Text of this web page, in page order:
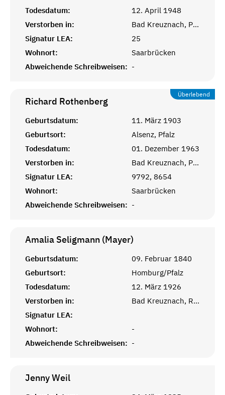
Todesdatum:
12. April 1948
Verstorben in:
Bad Kreuznach, Pfalz
Signatur LEA:
25
Wohnort:
Saarbrücken
Abweichende Schreibweisen: -
Überlebend
Richard Rothenberg
Geburtsdatum:
11. März 1903
Geburtsort:
Alsenz, Pfalz
Todesdatum:
01. Dezember 1963
Verstorben in:
Bad Kreuznach, Pfalz
Signatur LEA:
9792, 8654
Wohnort:
Saarbrücken
Abweichende Schreibweisen: -
Amalia Seligmann (Mayer)
Geburtsdatum:
09. Februar 1840
Geburtsort:
Homburg/Pfalz
Todesdatum:
12. März 1926
Verstorben in:
Bad Kreuznach, Rheinprovinz
Signatur LEA:
Wohnort:
-
Abweichende Schreibweisen: -
JennyWeil